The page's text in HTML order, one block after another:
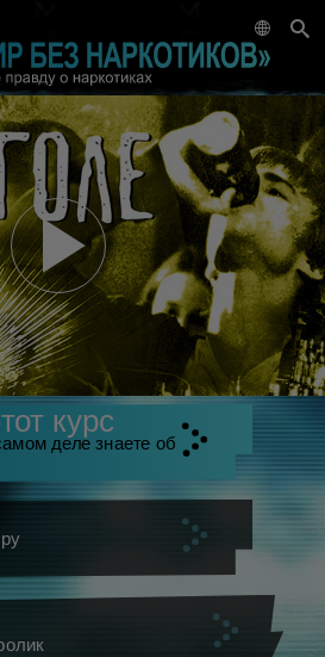
курс
деле знаете об